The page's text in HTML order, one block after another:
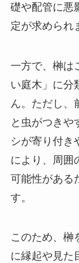
礎や配管に悪
定が求められ
一方で、榊は
い庭木」に分
ん。ただし、
と虫がつきや
シが寄り付き
により、周囲
可能性がある
す。
このため、榊
に縁起や見た